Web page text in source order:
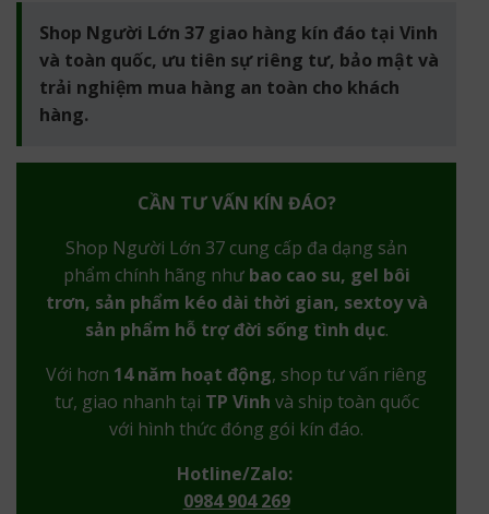
Shop Người Lớn 37 giao hàng kín đáo tại Vinh
và toàn quốc, ưu tiên sự riêng tư, bảo mật và
trải nghiệm mua hàng an toàn cho khách
hàng.
CẦN TƯ VẤN KÍN ĐÁO?
Shop Người Lớn 37 cung cấp đa dạng sản
phẩm chính hãng như bao cao su, gel bôi
trơn, sản phẩm kéo dài thời gian, sextoy và
sản phẩm hỗ trợ đời sống tình dục.
Với hơn 14 năm hoạt động, shop tư vấn riêng
tư, giao nhanh tại TP Vinh và ship toàn quốc
với hình thức đóng gói kín đáo.
Hotline/Zalo:
0984 904 269